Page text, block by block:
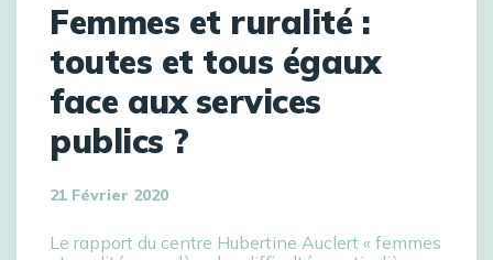
Femmes et ruralité :
toutes et tous égaux
face aux services
publics ?
21 Février 2020
Le rapport du centre Hubertine Auclert « femmes